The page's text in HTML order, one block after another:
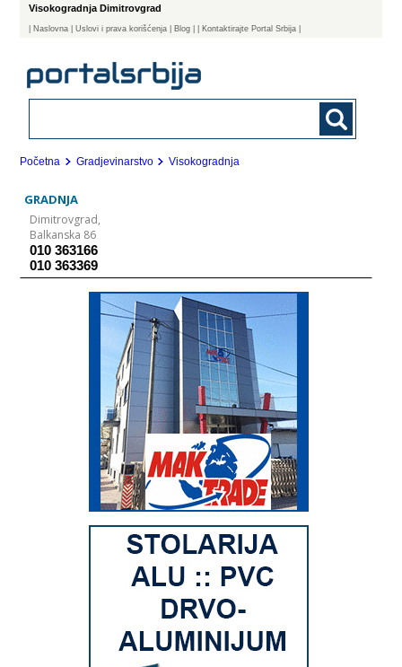
Visokogradnja Dimitrovgrad
Naslovna | Uslovi i prava korišćenja Blog | Kontaktirajte Portal Srbija |
Početna Gradjevinarstvo Visokogradnja
GRADNJA
Dimitrovgrad,
Balkanska 86
010 363166
010 363369